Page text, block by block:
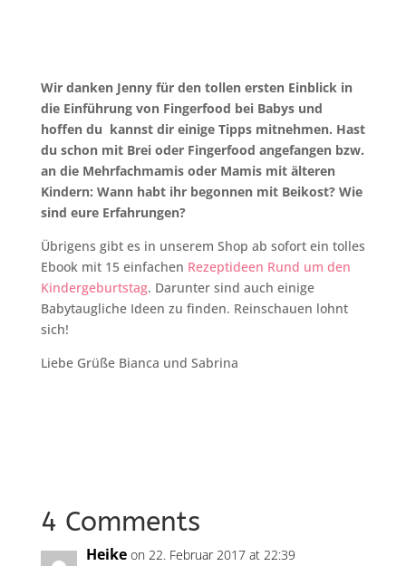
Wir danken Jenny für den tollen ersten Einblick in
die Einführung von Fingerfood bei Babys und
hoffen du kannst dir einige Tipps mitnehmen. Hast
du schon mit Brei oder Fingerfood angefangen bzw.
an die Mehrfachmamis oder Mamis mit älteren
Kindern: Wann habt ihr begonnen mit Beikost? Wie
sind eure Erfahrungen?
Übrigens gibt es in unserem Shop ab sofort ein tolles
Ebook mit 15 einfachen Rezeptideen Rund um den
Kindergeburtstag. Darunter sind auch einige
Babytaugliche Ideen zu finden. Reinschauen lohnt
sich!
Liebe Grüße Bianca und Sabrina
4 Comments
Heike on 22. Februar 2017 at 22:39